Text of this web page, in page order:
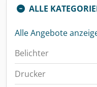
ALLE
Alle Angebote
Belichter
Drucker